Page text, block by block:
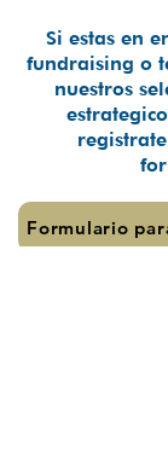
Si estas en
fundraising o
nuestros
Formulario